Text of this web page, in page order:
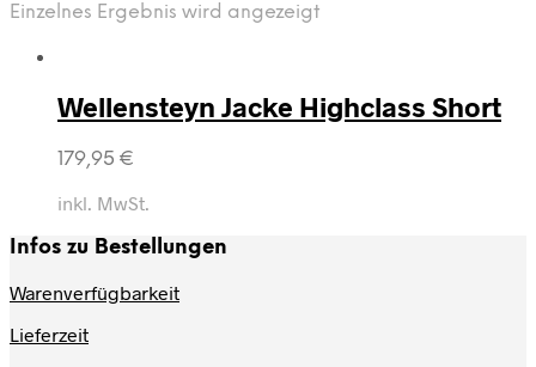
Einzelnes Ergebnis wird angezeigt
Wellensteyn Jacke Highclass Short
179,95 €
inkl. MwSt.
Infos zu Bestellungen
Warenverfügbarkeit
Lieferzeit